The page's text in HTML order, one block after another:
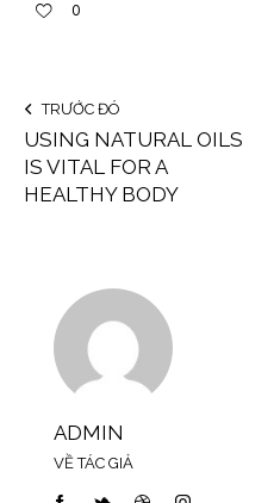
0
TRƯỚC ĐÓ
USING NATURAL OILS
IS VITAL FOR A
HEALTHY BODY
ADMIN
VỀ TÁC GIẢ